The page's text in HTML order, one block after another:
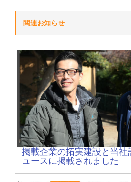
関連お知らせ
掲載企業の拓実建設と当社
ュースに掲載されました